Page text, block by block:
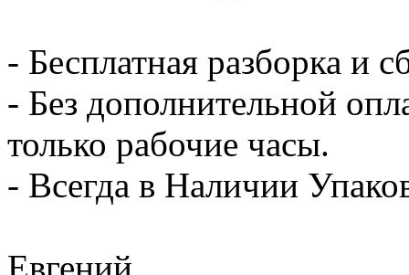
- Бесплатная разборка и
- Без дополнительной
только рабочие часы.
- Всегда в Наличии
Евгений